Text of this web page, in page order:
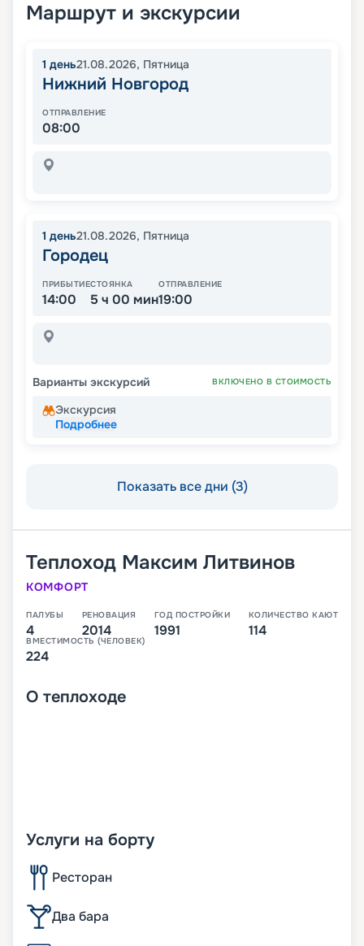
Маршрут и экскурсии
1 день21.08.2026, Пятница
Нижний Новгород
ОТПРАВЛЕНИЕ
08:00
1 день21.08.2026, Пятница
Городец
ПРИБЫТИЕ
14:00
СТОЯНКА
5 ч 00 мин
ОТПРАВЛЕНИЕ
19:00
Варианты экскурсий ВКЛЮЧЕНО В СТОИМОСТЬ
Экскурсия
Подробнее
Показать все дни (3)
Теплоход Максим Литвинов
КОМФОРТ
ПАЛУБЫ
4
РЕНОВАЦИЯ
2014
ГОД ПОСТРОЙКИ
1991
КОЛИЧЕСТВО КАЮТ
114
ВМЕСТИМОСТЬ (ЧЕЛОВЕК)
224
О теплоходе
Услуги на борту
Ресторан
Два бара